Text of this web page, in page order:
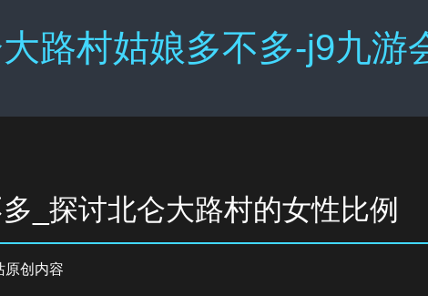
路村姑娘多不多-j9九游
_探讨北仑大路村的女性比例
原创内容